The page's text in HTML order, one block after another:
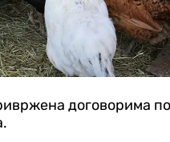
договорима